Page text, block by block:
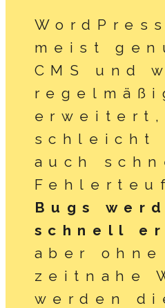
meist
CMS und
erweitert,
schleicht
auch
Bugs
schnell
aber
zeitnahe
werden